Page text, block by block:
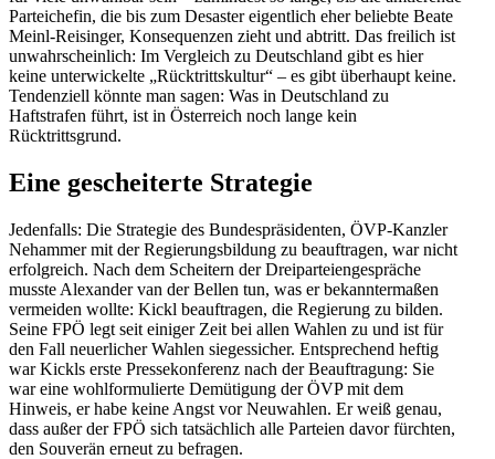
Partei­chefin, die bis zum Desaster eigentlich eher beliebte Beate
Meinl-Reisinger, Konse­quenzen zieht und abtritt. Das freilich ist
unwahr­scheinlich: Im Vergleich zu Deutschland gibt es hier
keine unter­wi­ckelte „Rücktritts­kultur“ – es gibt überhaupt keine.
Tenden­ziell könnte man sagen: Was in Deutschland zu
Haftstrafen führt, ist in Öster­reich noch lange kein
Rücktrittsgrund.
Eine geschei­terte Strategie
Jeden­falls: Die Strategie des Bundes­prä­si­denten, ÖVP-Kanzler
Nehammer mit der Regie­rungs­bildung zu beauf­tragen, war nicht
erfolg­reich. Nach dem Scheitern der Dreipar­tei­en­gespräche
musste Alexander van der Bellen tun, was er bekann­ter­maßen
vermeiden wollte: Kickl beauf­tragen, die Regierung zu bilden.
Seine FPÖ legt seit einiger Zeit bei allen Wahlen zu und ist für
den Fall neuer­licher Wahlen sieges­sicher. Entspre­chend heftig
war Kickls erste Presse­kon­ferenz nach der Beauf­tragung: Sie
war eine wohlfor­mu­lierte Demütigung der ÖVP mit dem
Hinweis, er habe keine Angst vor Neuwahlen. Er weiß genau,
dass außer der FPÖ sich tatsächlich alle Parteien davor fürchten,
den Souverän erneut zu befragen.